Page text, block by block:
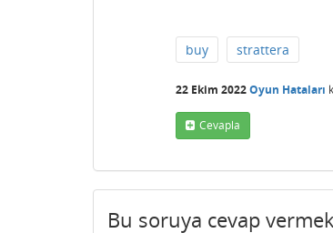
buy strattera
22 Ekim 2022Oyun Hataları
Cevapla
Bu soruya cevap